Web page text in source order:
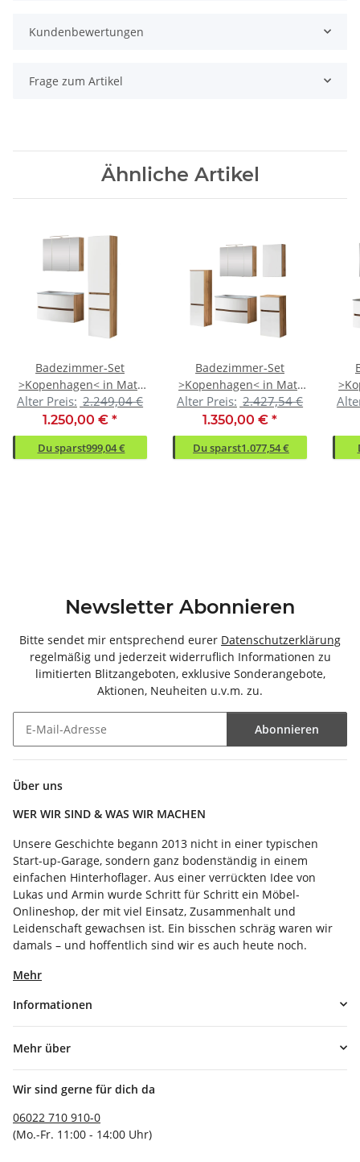
Kundenbewertungen
Frage zum Artikel
Ähnliche Artikel
Badezimmer-Set
>Kopenhagen< in Matt
Weiß - 80x200x49cm
(BxHxT)
Alter Preis: 2.249,04 €
1.250,00 € *
Du sparst999,04 €
Badezimmer-Set
>Kopenhagen< in Matt
Weiß - 80x200x49cm
(BxHxT)
Alter Preis: 2.427,54 €
1.350,00 € *
Du sparst1.077,54 €
Newsletter Abonnieren
Bitte sendet mir entsprechend eurer Datenschutzerklärung
regelmäßig und jederzeit widerruflich Informationen zu
limitierten Blitzangeboten, exklusive Sonderangebote,
Aktionen, Neuheiten u.v.m. zu.
Abonnieren
Über uns
WER WIR SIND & WAS WIR MACHEN
Unsere Geschichte begann 2013 nicht in einer typischen
Start-up-Garage, sondern ganz bodenständig in einem
einfachen Hinterhoflager. Aus einer verrückten Idee von
Lukas und Armin wurde Schritt für Schritt ein Möbel-
Onlineshop, der mit viel Einsatz, Zusammenhalt und
Leidenschaft gewachsen ist. Ein bisschen schräg waren wir
damals – und hoffentlich sind wir es auch heute noch.
Mehr
Informationen
Mehr über
Wir sind gerne für dich da
06022 710 910-0
(Mo.-Fr. 11:00 - 14:00 Uhr)